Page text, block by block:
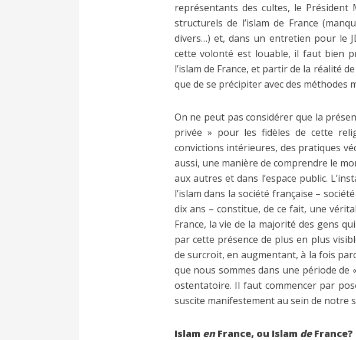
représentants des cultes, le Président
structurels de l’islam de France
divers…) et, dans un entretien pour le
cette volonté est louable, il faut bien
l’islam de France, et partir de la réalité
que de se précipiter avec des méthodes
On ne peut pas considérer que la
privée » pour les fidèles de cette
convictions intérieures, des pratiques
aussi, une manière de comprendre le
aux autres et dans l’espace public.
l’islam dans la société française –
dix ans – constitue, de ce fait, une
France, la vie de la majorité des gens
par cette présence de plus en plus
de surcroit, en augmentant, à la fois
que nous sommes dans une période de
ostentatoire. Il faut commencer par
suscite manifestement au sein de notre
Islam enFrance, ou Islam deFrance?